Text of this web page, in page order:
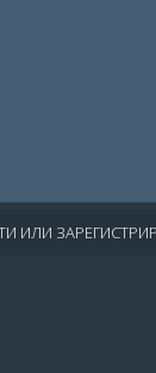
ИЛИ